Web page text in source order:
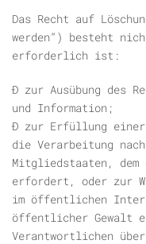
Das Recht auf
werden“) besteht
erforderlich ist:
Ð zur Ausübung des
und Information;
Ð zur Erfüllung
die Verarbeitung
Mitgliedstaaten,
erfordert, oder zur
im öffentlichen
öffentlicher Gewalt
Verantwortlichen